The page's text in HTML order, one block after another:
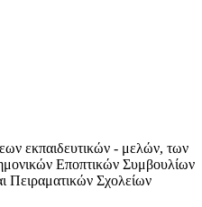
εκπαιδευτικών - μελών, των
Εποπτικών Συμβουλίων
Σχολείων